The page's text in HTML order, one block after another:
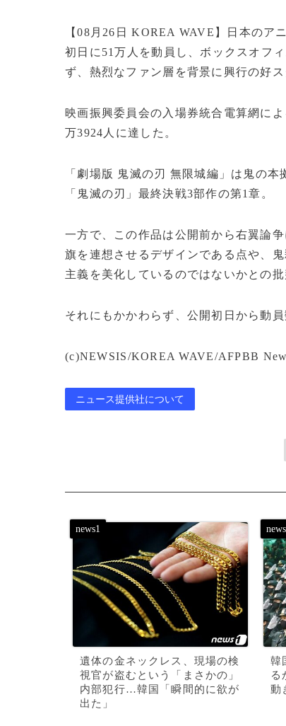
【08月26日 KOREA WAVE】日本のア
初日に51万人を動員し、ボックスオフ
ず、熱烈なファン層を背景に興行の好ス
映画振興委員会の入場券統合電算網に
万3924人に達した。
「劇場版 鬼滅の刃 無限城編」は鬼の
「鬼滅の刃」最終決戦3部作の第1章。
一方で、この作品は公開前から右翼論
旗を連想させるデザインである点や、
主義を美化しているのではないかとの批
それにもかかわらず、公開初日から動
(c)NEWSIS/KOREA WAVE/AFPBB
ニュース提供社について
遺体の金ネックレス、現場の検
視官が盗むという「まさかの」
内部犯行…韓国「瞬間的に欲が
出た」
韓
る
動